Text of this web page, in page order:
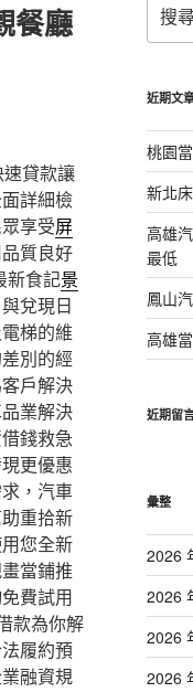
餐廳
貸款讓
詳細檢
享受屏
質良好
新食記景
兌現日
梯的維
別的經
戶解決
業解決
錢救急
更優惠
，汽車
重拾新
您全新
當鋪推
費試用
款為你解
履約預
融資規
尋
關
字:
近期文
桃園
新北
高雄
最低
鳳山
高雄
近期留
彙整
2026
2026
2026
2026